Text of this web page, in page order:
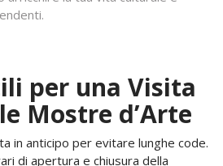
per una Visita
Mostre d’Arte
in anticipo per evitare lunghe code.
di apertura e chiusura della